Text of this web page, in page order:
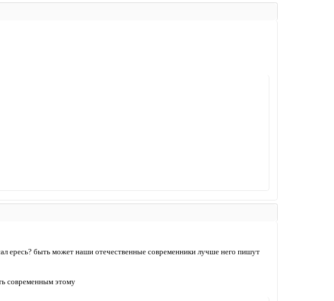
ересь? быть может наши отечественные современники лучше него пишут
современным этому